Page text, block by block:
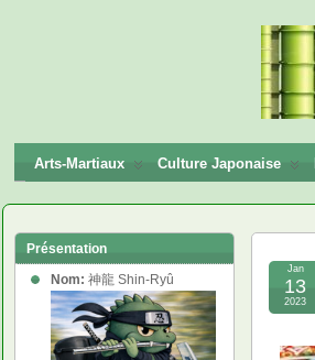
Ryū
Arts-Martiaux Culture Japonaise
Jan
13
2023
Présentation
Nom: 神龍 Shin-Ryû